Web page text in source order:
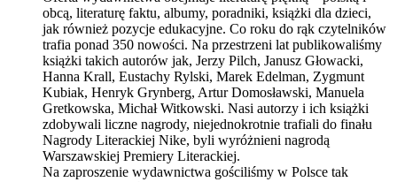
obcą, literaturę faktu, albumy, poradniki, książki dla dzieci,
jak również pozycje edukacyjne. Co roku do rąk czytelników
trafia ponad 350 nowości. Na przestrzeni lat publikowaliśmy
książki takich autorów jak, Jerzy Pilch, Janusz Głowacki,
Hanna Krall, Eustachy Rylski, Marek Edelman, Zygmunt
Kubiak, Henryk Grynberg, Artur Domosławski, Manuela
Gretkowska, Michał Witkowski. Nasi autorzy i ich książki
zdobywali liczne nagrody, niejednokrotnie trafiali do finału
Nagrody Literackiej Nike, byli wyróżnieni nagrodą
Warszawskiej Premiery Literackiej.
Na zaproszenie wydawnictwa gościliśmy w Polsce tak